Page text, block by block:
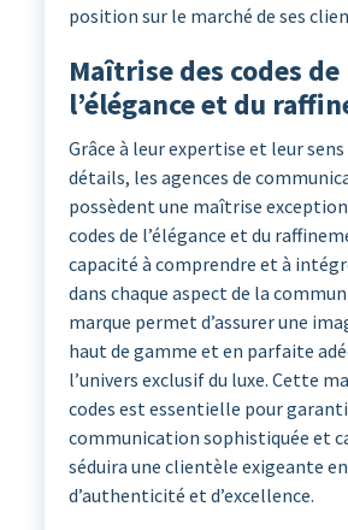
position sur le marché de ses
Maîtrise des codes de
l’élégance et du
Grâce à leur expertise et leur sens
détails, les agences de
possèdent une maîtrise
codes de l’élégance et du
capacité à comprendre et à
dans chaque aspect de la
marque permet d’assurer une
haut de gamme et en parfaite
l’univers exclusif du luxe. Cette
codes est essentielle pour
communication sophistiquée et
séduira une clientèle exigeante
d’authenticité et d’excellence.